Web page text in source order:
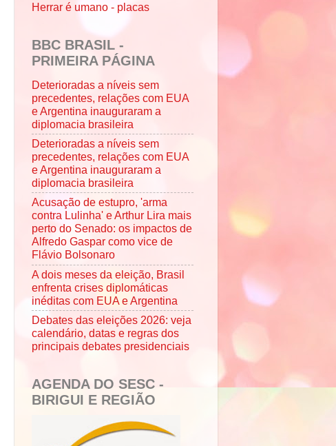
Herrar é umano - placas
BBC BRASIL -
PRIMEIRA PÁGINA
Deterioradas a níveis sem
precedentes, relações com EUA
e Argentina inauguraram a
diplomacia brasileira
Deterioradas a níveis sem
precedentes, relações com EUA
e Argentina inauguraram a
diplomacia brasileira
Acusação de estupro, 'arma
contra Lulinha' e Arthur Lira mais
perto do Senado: os impactos de
Alfredo Gaspar como vice de
Flávio Bolsonaro
A dois meses da eleição, Brasil
enfrenta crises diplomáticas
inéditas com EUA e Argentina
Debates das eleições 2026: veja
calendário, datas e regras dos
principais debates presidenciais
AGENDA DO SESC -
BIRIGUI E REGIÃO